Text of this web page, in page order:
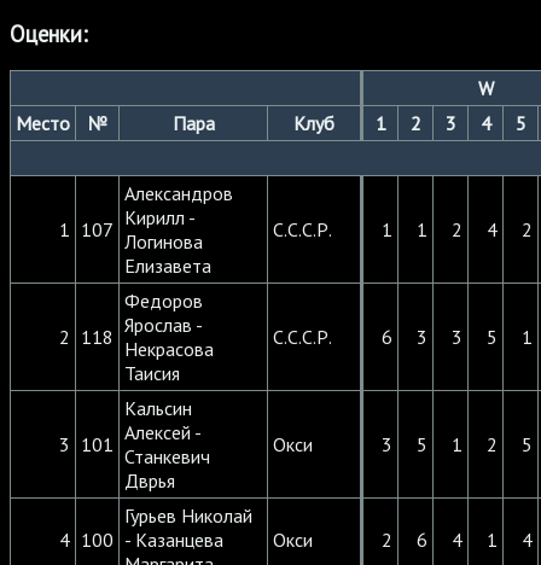
Оценки:
W
Место
№ Пара Клуб 1 2 3 4 5
1 107
Александров
Кирилл -
Логинова
Елизавета
С.С.С.Р. 1 1 2 4 2
2 118
Федоров
Ярослав -
Некрасова
Таисия
С.С.С.Р. 6 3 3 5 1
3 101
Кальсин
Алексей -
Станкевич
Дврья
Окси 3 5 1 2 5
4 100
Гурьев Николай
- Казанцева
Окси 2 6 4 1 4